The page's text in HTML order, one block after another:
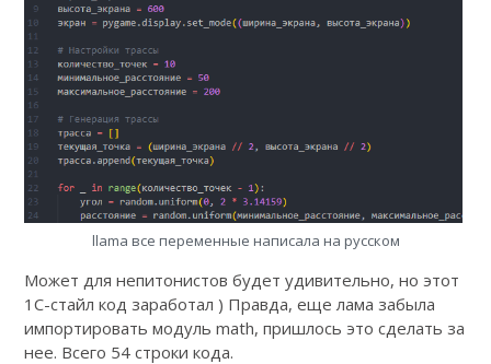
llama все переменные написала на русском
Может для непитонистов будет удивительно, но этот
1С-стайл код заработал ) Правда, еще лама забыла
импортировать модуль math, пришлось это сделать за
нее. Всего 54 строки кода.